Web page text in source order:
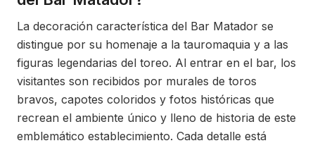
La decoración característica del Bar Matador se
distingue por su homenaje a la tauromaquia y a las
figuras legendarias del toreo. Al entrar en el bar, los
visitantes son recibidos por murales de toros
bravos, capotes coloridos y fotos históricas que
recrean el ambiente único y lleno de historia de este
emblemático establecimiento. Cada detalle está